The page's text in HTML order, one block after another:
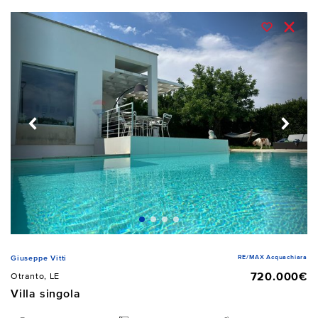
Giuseppe Vitti RE/MAX Acquachiara
Otranto, LE
720.000€
Villa singola